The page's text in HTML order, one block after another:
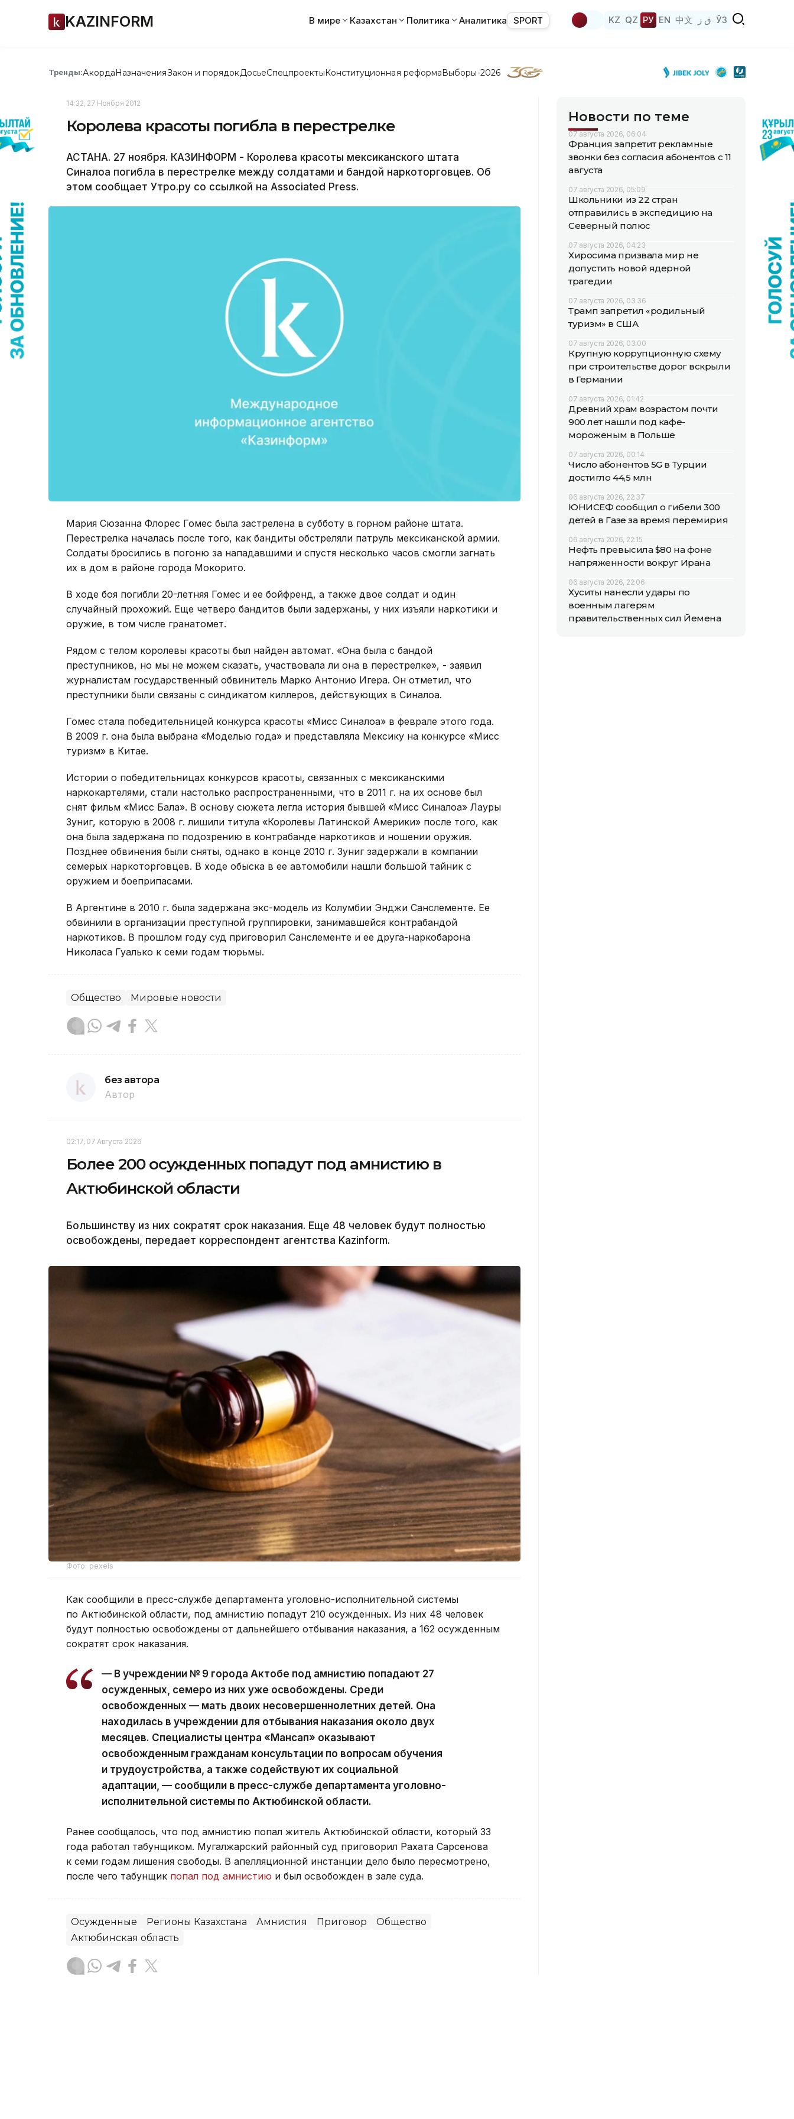
KAZINFORM В мире Казахстан Политика Аналитика SPORT KZ QZ РУ EN 中文 ق ز ЎЗ
Тренды:АкордаНазначенияЗакон и порядок ДосьеСпецпроектыКонституционная реформаВыборы-2026
14:32, 27 Ноября 2012
Королева красоты погибла в перестрелке
АСТАНА. 27 ноября. КАЗИНФОРМ - Королева красоты мексиканского штата
Синалоа погибла в перестрелке между солдатами и бандой наркоторговцев. Об
этом сообщает Утро.ру со ссылкой на Associated Press.
Мария Сюзанна Флорес Гомес была застрелена в субботу в горном районе штата.
Перестрелка началась после того, как бандиты обстреляли патруль мексиканской армии.
Солдаты бросились в погоню за нападавшими и спустя несколько часов смогли загнать
их в дом в районе города Мокорито.
В ходе боя погибли 20-летняя Гомес и ее бойфренд, а также двое солдат и один
случайный прохожий. Еще четверо бандитов были задержаны, у них изъяли наркотики и
оружие, в том числе гранатомет.
Рядом с телом королевы красоты был найден автомат. «Она была с бандой
преступников, но мы не можем сказать, участвовала ли она в перестрелке», - заявил
журналистам государственный обвинитель Марко Антонио Игера. Он отметил, что
преступники были связаны с синдикатом киллеров, действующих в Синалоа.
Гомес стала победительницей конкурса красоты «Мисс Синалоа» в феврале этого года.
В 2009 г. она была выбрана «Моделью года» и представляла Мексику на конкурсе «Мисс
туризм» в Китае.
Истории о победительницах конкурсов красоты, связанных с мексиканскими
наркокартелями, стали настолько распространенными, что в 2011 г. на их основе был
снят фильм «Мисс Бала». В основу сюжета легла история бывшей «Мисс Синалоа» Лауры
Зуниг, которую в 2008 г. лишили титула «Королевы Латинской Америки» после того, как
она была задержана по подозрению в контрабанде наркотиков и ношении оружия.
Позднее обвинения были сняты, однако в конце 2010 г. Зуниг задержали в компании
семерых наркоторговцев. В ходе обыска в ее автомобили нашли большой тайник с
оружием и боеприпасами.
В Аргентине в 2010 г. была задержана экс-модель из Колумбии Энджи Санслементе. Ее
обвинили в организации преступной группировки, занимавшейся контрабандой
наркотиков. В прошлом году суд приговорил Санслементе и ее друга-наркобарона
Николаса Гуалько к семи годам тюрьмы.
Общество Мировые новости
без автора
Автор
02:17, 07 Августа 2026
Более 200 осужденных попадут под амнистию в
Актюбинской области
Большинству из них сократят срок наказания. Еще 48 человек будут полностью
освобождены, передает корреспондент агентства Kazinform.
Фото: pexels
Как сообщили в пресс-службе департамента уголовно-исполнительной системы
по Актюбинской области, под амнистию попадут 210 осужденных. Из них 48 человек
будут полностью освобождены от дальнейшего отбывания наказания, а 162 осужденным
сократят срок наказания.
— В учреждении № 9 города Актобе под амнистию попадают 27
осужденных, семеро из них уже освобождены. Среди
освобожденных — мать двоих несовершеннолетних детей. Она
находилась в учреждении для отбывания наказания около двух
месяцев. Специалисты центра «Мансап» оказывают
освобожденным гражданам консультации по вопросам обучения
и трудоустройства, а также содействуют их социальной
адаптации, — сообщили в пресс-службе департамента уголовно-
исполнительной системы по Актюбинской области.
Ранее сообщалось, что под амнистию попал житель Актюбинской области, который 33
года работал табунщиком. Мугалжарский районный суд приговорил Рахата Сарсенова
к семи годам лишения свободы. В апелляционной инстанции дело было пересмотрено,
после чего табунщик попал под амнистию и был освобожден в зале суда.
Осужденные Регионы Казахстана Амнистия Приговор
Общество
Актюбинская область
Новости по теме
07 августа 2026, 06:04
Франция запретит рекламные
звонки без согласия абонентов с 11
августа
07 августа 2026, 05:09
Школьники из 22 стран
отправились в экспедицию на
Северный полюс
07 августа 2026, 04:23
Хиросима призвала мир не
допустить новой ядерной
трагедии
07 августа 2026, 03:36
Трамп запретил «родильный
туризм» в США
07 августа 2026, 03:00
Крупную коррупционную схему
при строительстве дорог вскрыли
в Германии
07 августа 2026, 01:42
Древний храм возрастом почти
900 лет нашли под кафе-
мороженым в Польше
07 августа 2026, 00:14
Число абонентов 5G в Турции
достигло 44,5 млн
06 августа 2026, 22:37
ЮНИСЕФ сообщил о гибели 300
детей в Газе за время перемирия
06 августа 2026, 22:15
Нефть превысила $80 на фоне
напряженности вокруг Ирана
06 августа 2026, 22:06
Хуситы нанесли удары по
военным лагерям
правительственных сил Йемена